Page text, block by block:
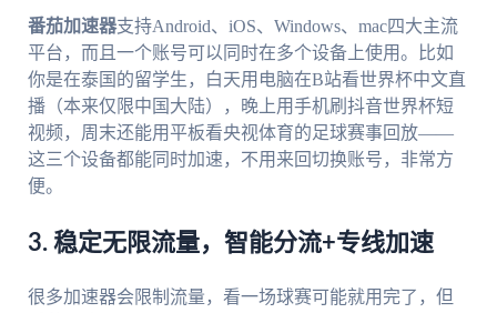
番茄加速器支持Android、iOS、Windows、mac四大主流
平台，而且一个账号可以同时在多个设备上使用。比如
你是在泰国的留学生，白天用电脑在B站看世界杯中文直
播（本来仅限中国大陆），晚上用手机刷抖音世界杯短
视频，周末还能用平板看央视体育的足球赛事回放——
这三个设备都能同时加速，不用来回切换账号，非常方
便。
3. 稳定无限流量，智能分流+专线加速
很多加速器会限制流量，看一场球赛可能就用完了，但